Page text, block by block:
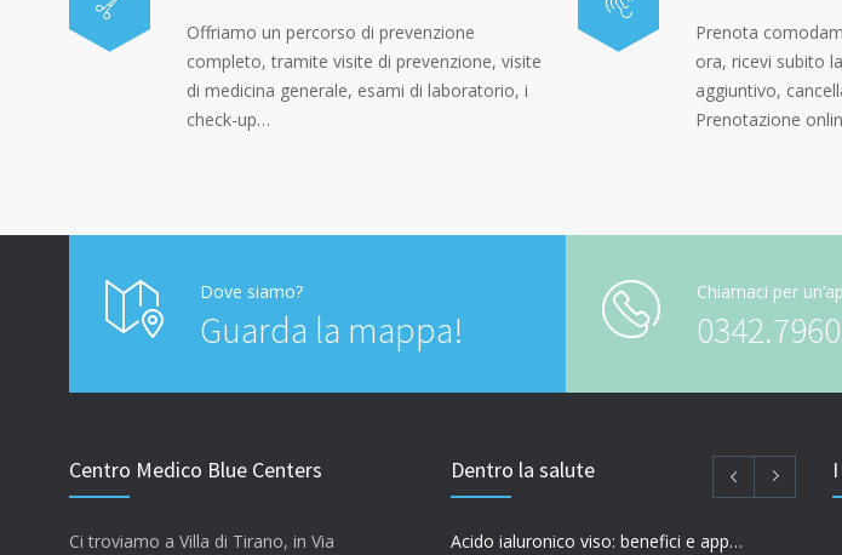
Offriamo un percorso di prevenzione
completo, tramite visite di prevenzione, visite
di medicina generale, esami di laboratorio, i
check-up…
Prenota
ora, ricevi subito
aggiuntivo,
Prenotazione
Dove siamo?
Guarda la mappa!
Chiamaci per
Centro Medico Blue Centers
Ci troviamo a Villa di Tirano, in Via
Dentro la salute
Acido ialuronico viso: benefici e applicazioni